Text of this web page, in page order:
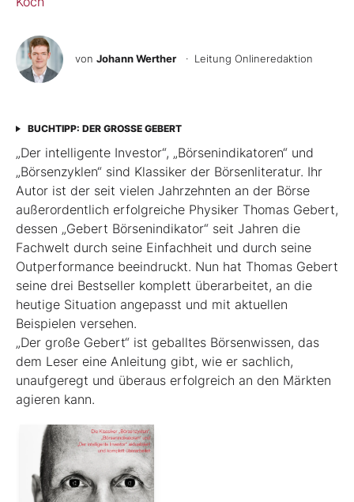
von Johann Werther · Leitung Onlineredaktion
BUCHTIPP: DER GROSSE GEBERT
„Der intelligente Investor“, „Börsenindikatoren“ und
„Börsenzyklen“ sind Klassiker der Börsen­literatur. Ihr
Autor ist der seit vielen Jahrzehnten an der Börse
außerordentlich erfolgreiche Physiker Thomas Gebert,
dessen „Gebert Börsenindikator“ seit Jahren die
Fachwelt durch seine Einfachheit und durch seine
Outperformance beeindruckt. Nun hat Thomas Gebert
seine drei Best­seller komplett überarbeitet, an die
heutige ­Situation angepasst und mit aktuellen
Beispielen ver­sehen.
„Der große Gebert“ ist geballtes Börsenwissen, das
dem Leser eine Anleitung gibt, wie er sachlich,
unaufgeregt und überaus erfolgreich an den Märkten
agieren kann.